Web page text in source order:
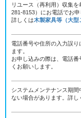
リユース（再利用）収集
281-8153）にお電話でお申
詳しくは木製家具等（大型
電話番号や住所の入力誤
ます。
お申し込みの際は、電話
くお願いします。
システムメンテナンス期
ない場合があります。詳し